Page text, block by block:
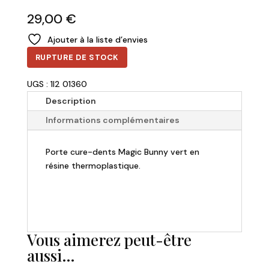
29,00 €
Ajouter à la liste d’envies
RUPTURE DE STOCK
UGS : 1I2 01360
Description
Informations complémentaires
Porte cure-dents Magic Bunny vert en
résine thermoplastique.
Vous aimerez peut-être
aussi…